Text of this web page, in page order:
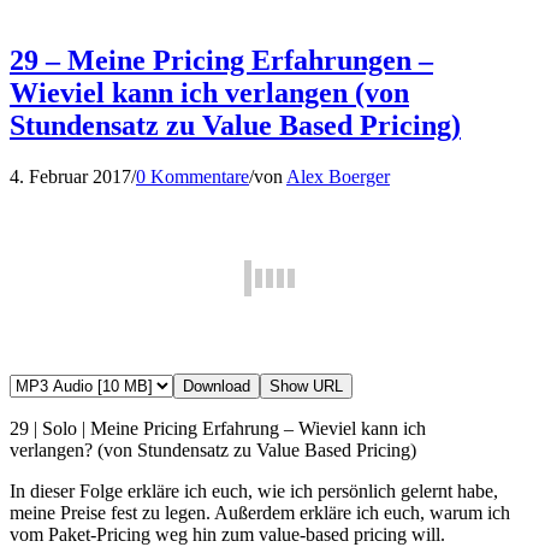
29 – Meine Pricing Erfahrungen –
Wieviel kann ich verlangen (von
Stundensatz zu Value Based Pricing)
4. Februar 2017/0 Kommentare/von Alex Boerger
Download Show URL
29 | Solo | Meine Pricing Erfahrung – Wieviel kann ich
verlangen? (von Stundensatz zu Value Based Pricing)
In dieser Folge erkläre ich euch, wie ich persönlich gelernt habe,
meine Preise fest zu legen. Außerdem erkläre ich euch, warum ich
vom Paket-Pricing weg hin zum value-based pricing will.